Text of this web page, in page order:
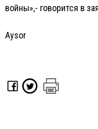
войны»,- говорится в
Aysor